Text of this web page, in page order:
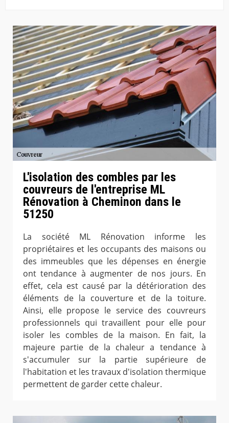
L'isolation des combles par les
couvreurs de l'entreprise ML
Rénovation à Cheminon dans le
51250
La société ML Rénovation informe les
propriétaires et les occupants des maisons ou
des immeubles que les dépenses en énergie
ont tendance à augmenter de nos jours. En
effet, cela est causé par la détérioration des
éléments de la couverture et de la toiture.
Ainsi, elle propose le service des couvreurs
professionnels qui travaillent pour elle pour
isoler les combles de la maison. En fait, la
majeure partie de la chaleur a tendance à
s'accumuler sur la partie supérieure de
l'habitation et les travaux d'isolation thermique
permettent de garder cette chaleur.